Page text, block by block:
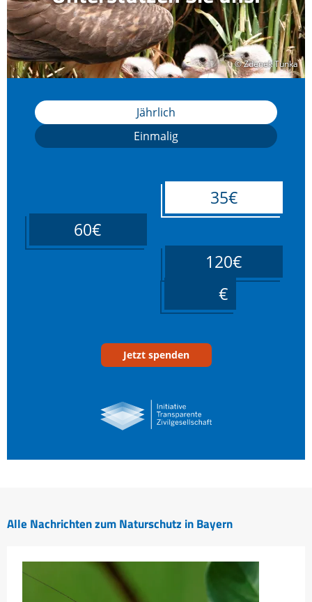
© Zdenek Tunka
© Zdenek Tunka
Jährlich
Einmalig
35€
60€
120€
Jetzt spenden
Alle Nachrichten zum Naturschutz in Bayern